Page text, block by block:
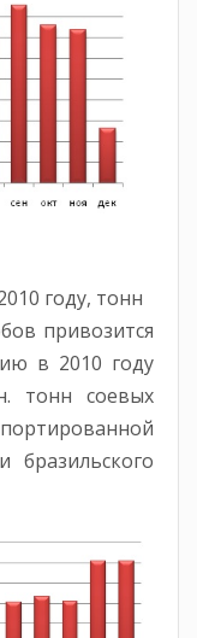
году, тонн
привозится
в 2010 году
тонн соевых
бразильского